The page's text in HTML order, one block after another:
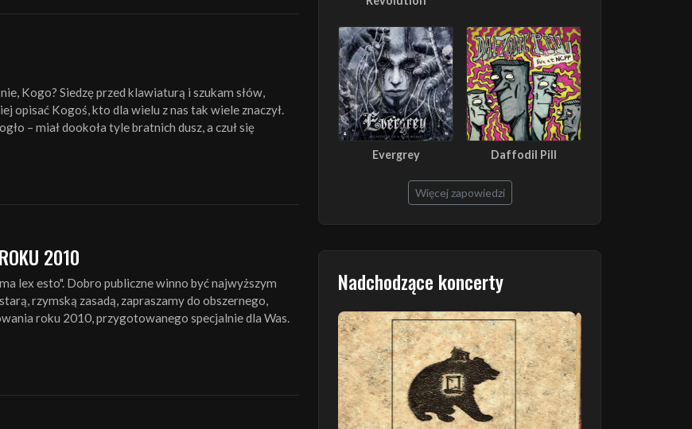
Kogo? Siedzę przed klawiaturą i szukam słów,
opisać Kogoś, kto dla wielu z nas tak wiele znaczył.
– miał dookoła tyle bratnich dusz, a czuł się
2010
lex esto". Dobro publiczne winno być najwyższym
rzymską zasadą, zapraszamy do obszernego,
roku 2010, przygotowanego specjalnie dla Was.
Evergrey Daffodil Pill
Więcej zapowiedzi
Nadchodzące koncerty